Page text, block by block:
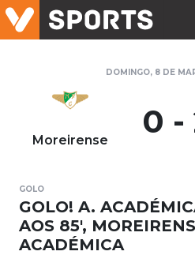
DOMINGO, 8 DE
Moreirense 0 -
GOLO
GOLO! A.
AOS 85',
ACADÉMICA